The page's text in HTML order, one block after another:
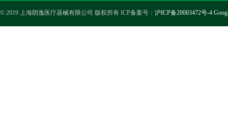
© 2019 上海朗逸医疗器械有限公司 版权所有 ICP备案号： 沪ICP备20003472号-4